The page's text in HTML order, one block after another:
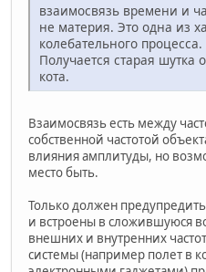
взаимосвязь времени и
не материя. Это одна из
колебательного
Получается старая шутка
кота.
Взаимосвязь есть между
собственной частотой
влияния амплитуды, но
место быть.
Только должен
и встроены в сложившуюся
внешних и внутренних
системы (например полет в